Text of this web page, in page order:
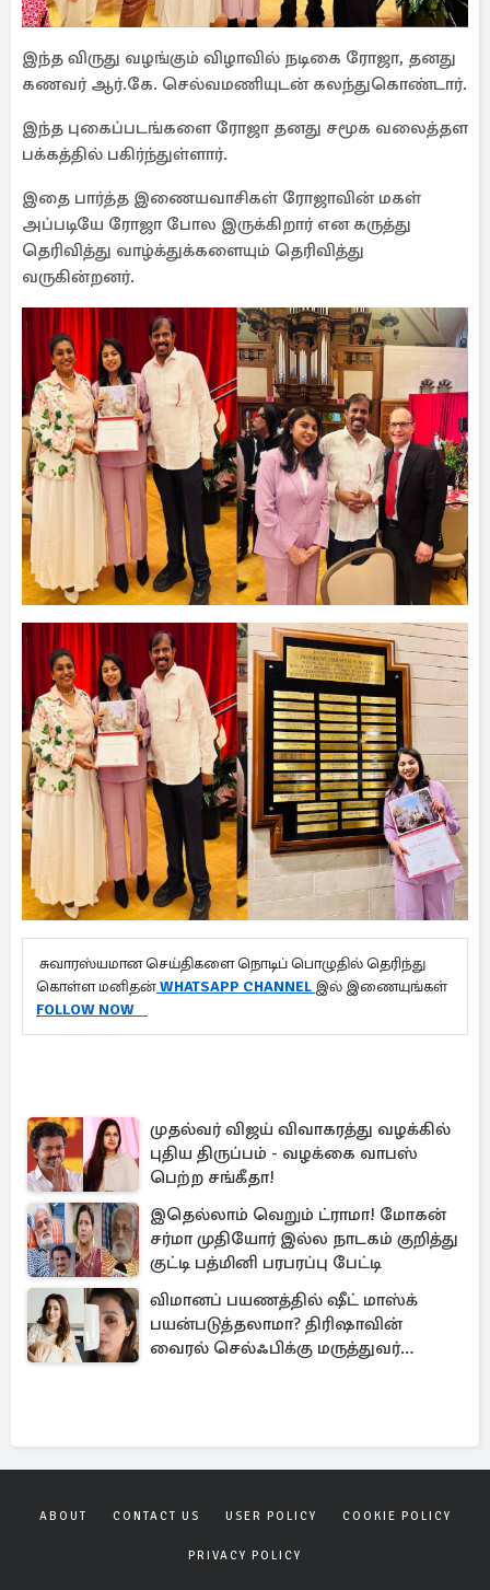
இந்த விருது வழங்கும் விழாவில் நடிகை ரோஜா, தனது
கணவர் ஆர்.கே. செல்வமணியுடன் கலந்துகொண்டார்.
இந்த புகைப்படங்களை ரோஜா தனது சமூக வலைத்தள
பக்கத்தில் பகிர்ந்துள்ளார்.
இதை பார்த்த இணையவாசிகள் ரோஜாவின் மகள்
அப்படியே ரோஜா போல இருக்கிறார் என கருத்து
தெரிவித்து வாழ்க்துக்களையும் தெரிவித்து
வருகின்றனர்.
சுவாரஸ்யமான செய்திகளை நொடிப் பொழுதில் தெரிந்து
கொள்ள மனிதன்WHATSAPP CHANNEL இல் இணையுங்கள்
FOLLOW NOW
முதல்வர் விஜய் விவாகரத்து வழக்கில்
புதிய திருப்பம் - வழக்கை வாபஸ்
பெற்ற சங்கீதா!
இதெல்லாம் வெறும் ட்ராமா! மோகன்
சர்மா முதியோர் இல்ல நாடகம் குறித்து
குட்டி பத்மினி பரபரப்பு பேட்டி
விமானப் பயணத்தில் ஷீட் மாஸ்க்
பயன்படுத்தலாமா? திரிஷாவின்
வைரல் செல்ஃபிக்கு மருத்துவர்
ABOUT CONTACT US USER POLICY COOKIE POLICY
PRIVACY POLICY